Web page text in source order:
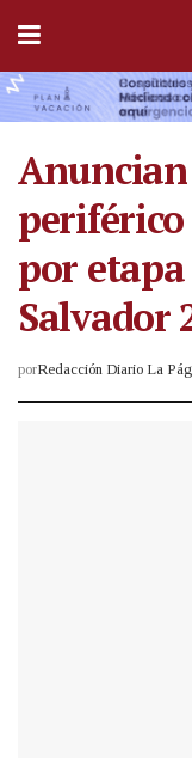
por
Salvador
porRedacción Diario La